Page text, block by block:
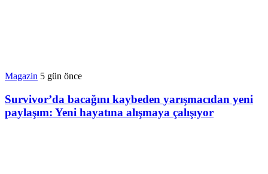
Magazin 5 gün önce
Survivor’da bacağını kaybeden yarışmacıdan yeni
paylaşım: Yeni hayatına alışmaya çalışıyor